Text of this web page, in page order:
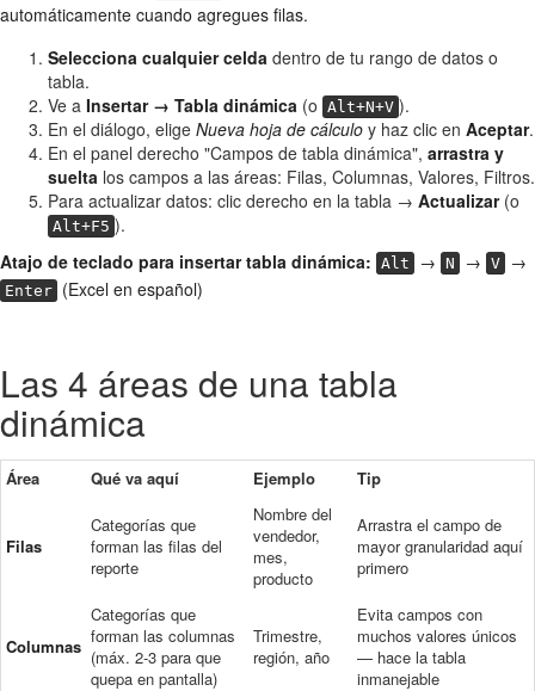
automáticamente cuando agregues filas.
Selecciona cualquier celda dentro de tu rango de datos o
tabla.
Ve a Insertar → Tabla dinámica (o Alt+N+V ).
En el diálogo, elige Nueva hoja de cálculo y haz clic en Aceptar.
En el panel derecho "Campos de tabla dinámica", arrastra y
suelta los campos a las áreas: Filas, Columnas, Valores, Filtros.
Para actualizar datos: clic derecho en la tabla → Actualizar(o
Alt+F5 ).
Atajo de teclado para insertar tabla dinámica: Alt → N → V →
Enter (Excel en español)
Las 4 áreas de una tabla
dinámica
Área Qué va aquí Ejemplo Tip
Filas
Categorías que
forman las filas del
reporte
Nombre del
vendedor,
mes,
producto
Arrastra el campo de
mayor granularidad aquí
primero
Columnas
Categorías que
forman las columnas
(máx. 2-3 para que
quepa en pantalla)
Trimestre,
región, año
Evita campos con
muchos valores únicos
— hace la tabla
inmanejable